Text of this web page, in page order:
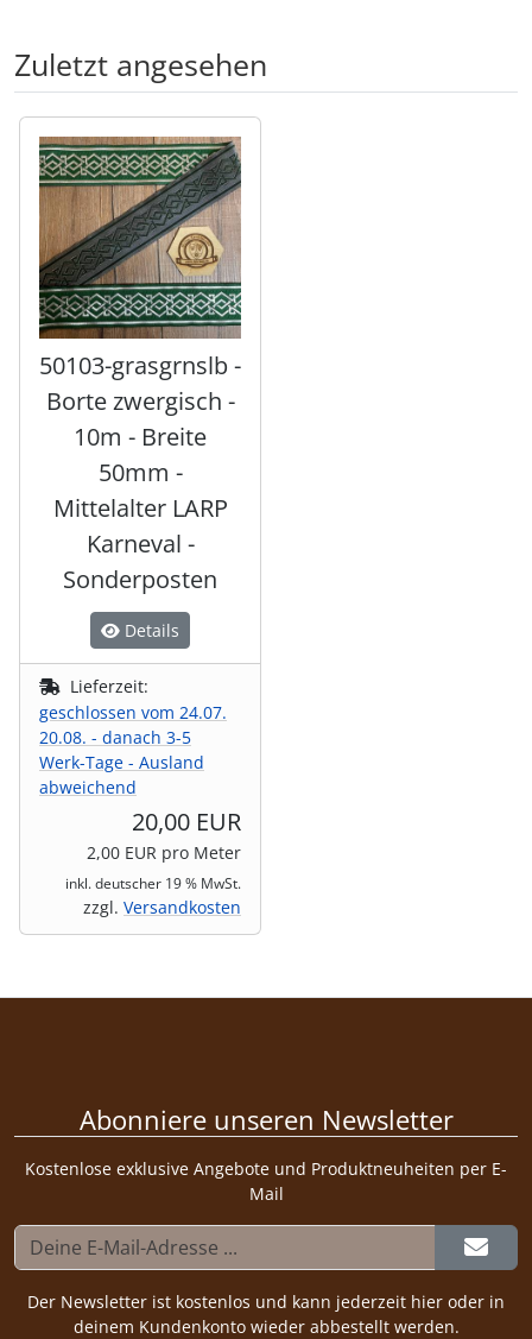
Zuletzt angesehen
Es folgt ein Produktslider - navigieren Sie mit der Tab-
50103-grasgrnslb -
Borte zwergisch -
10m - Breite
50mm -
Mittelalter LARP
Karneval -
Sonderposten
Details
Lieferzeit:
geschlossen vom 24.07.
20.08. - danach 3-5
Werk-Tage - Ausland
abweichend
20,00 EUR
2,00 EUR pro Meter
inkl. deutscher 19 % MwSt.
zzgl. Versandkosten
Abonniere unseren Newsletter
Kostenlose exklusive Angebote und Produktneuheiten per E-
Mail
Der Newsletter ist kostenlos und kann jederzeit hier oder in
deinem Kundenkonto wieder abbestellt werden.